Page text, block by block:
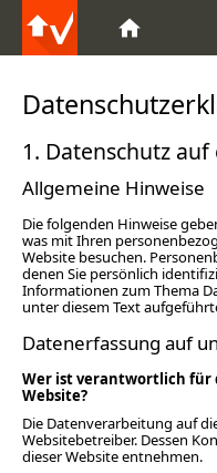
1. Datenschutz
Allgemeine Hinweise
Die folgenden Hinweise
was mit Ihren
Website besuchen.
denen Sie persönlich
Informationen zum Thema
unter diesem Text
Datenerfassung auf
Wer ist verantwortlich für
Website?
Die Datenverarbeitung auf
Websitebetreiber. Dessen
dieser Website entnehmen.